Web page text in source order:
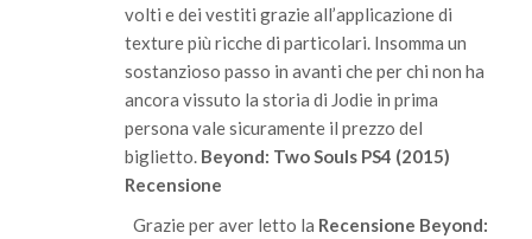
volti e dei vestiti grazie all’applicazione di
texture più ricche di particolari. Insomma un
sostanzioso passo in avanti che per chi non ha
ancora vissuto la storia di Jodie in prima
persona vale sicuramente il prezzo del
biglietto. Beyond: Two Souls PS4 (2015)
Recensione
Grazie per aver letto la Recensione Beyond: